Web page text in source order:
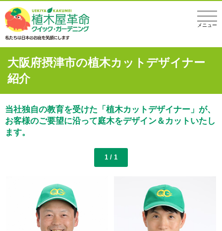
メニュー
大阪府摂津市の植木カットデザイナー
紹介
当社独自の教育を受けた「植木カットデザイナー」が、
お客様のご要望に沿って庭木をデザイン＆カットいたし
ます。
1 / 1